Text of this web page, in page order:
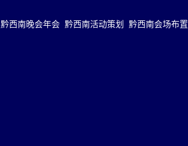
黔西南晚会年会 黔西南活动策划 黔西南会场布置